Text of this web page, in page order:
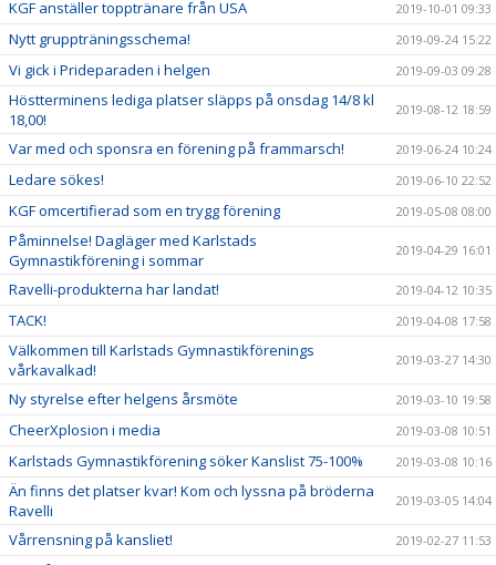
KGF anställer topptränare från USA 2019-10-01 09:33
Nytt gruppträningsschema! 2019-09-24 15:22
Vi gick i Prideparaden i helgen 2019-09-03 09:28
Höstterminens lediga platser släpps på onsdag 14/8 kl
18,00!
2019-08-12 18:59
Var med och sponsra en förening på frammarsch! 2019-06-24 10:24
Ledare sökes! 2019-06-10 22:52
KGF omcertifierad som en trygg förening 2019-05-08 08:00
Påminnelse! Dagläger med Karlstads
Gymnastikförening i sommar
2019-04-29 16:01
Ravelli-produkterna har landat! 2019-04-12 10:35
TACK! 2019-04-08 17:58
Välkommen till Karlstads Gymnastikförenings
vårkavalkad!
2019-03-27 14:30
Ny styrelse efter helgens årsmöte 2019-03-10 19:58
CheerXplosion i media 2019-03-08 10:51
Karlstads Gymnastikförening söker Kanslist 75-100% 2019-03-08 10:16
Än finns det platser kvar! Kom och lyssna på bröderna
Ravelli
2019-03-05 14:04
Vårrensning på kansliet! 2019-02-27 11:53